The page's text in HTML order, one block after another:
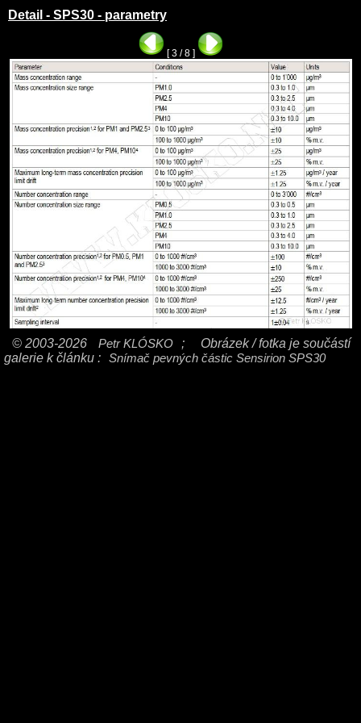
Detail - SPS30 - parametry
[ 3 / 8 ]
© 2003-2026 Petr KLÓSKO ;
Obrázek / fotka je součástí
galerie k článku : Snímač pevných částic Sensirion SPS30